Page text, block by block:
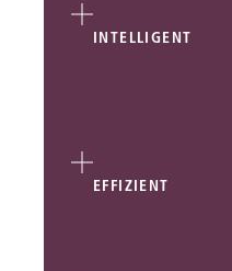
INTELLIGENT
EFFIZIENT